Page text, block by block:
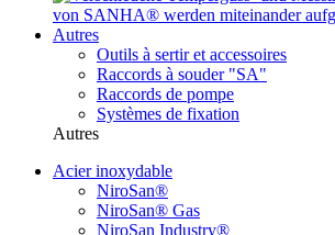
Autres
Outils à sertir et accessoires
Raccords à souder "SA"
Raccords de pompe
Systèmes de fixation
Autres
Acier inoxydable
NiroSan®
NiroSan® Gas
NiroSan Industry®